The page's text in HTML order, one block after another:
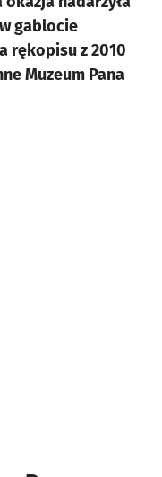
gablocie
rękopisu z 2010
Muzeum Pana